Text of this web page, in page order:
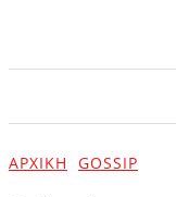
ΑΡΧΙΚΉ GOSSIP